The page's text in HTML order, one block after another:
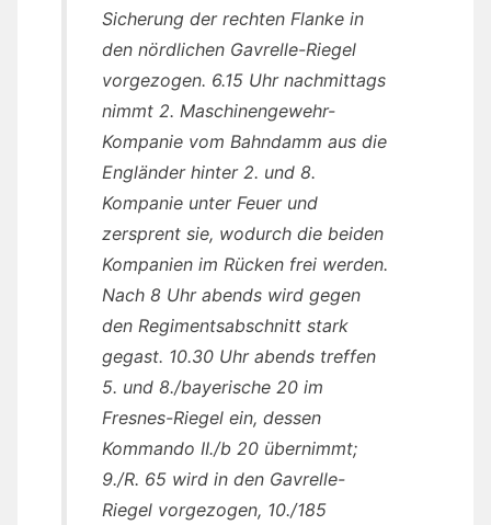
Sicherung der rechten Flanke in
den nördlichen Gavrelle-Riegel
vorgezogen. 6.15 Uhr nachmittags
nimmt 2. Maschinengewehr-
Kompanie vom Bahndamm aus die
Engländer hinter 2. und 8.
Kompanie unter Feuer und
zersprent sie, wodurch die beiden
Kompanien im Rücken frei werden.
Nach 8 Uhr abends wird gegen
den Regimentsabschnitt stark
gegast. 10.30 Uhr abends treffen
5. und 8./bayerische 20 im
Fresnes-Riegel ein, dessen
Kommando II./b 20 übernimmt;
9./R. 65 wird in den Gavrelle-
Riegel vorgezogen, 10./185